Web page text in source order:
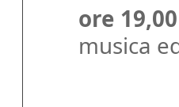
ore 19,00
musica